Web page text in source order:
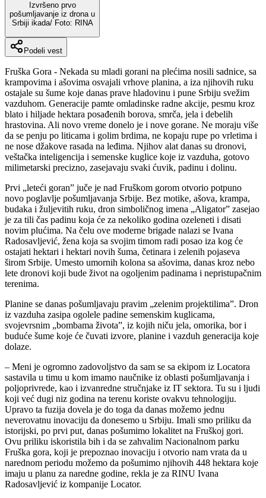
Izvršeno prvo
pošumljavanje iz drona u
Srbiji ikada/ Foto: RINA
Podeli vest
Fruška Gora - Nekada su mladi gorani na plećima nosili sadnice, sa
krampovima i ašovima osvajali vrhove planina, a iza njihovih ruku
ostajale su šume koje danas prave hladovinu i pune Srbiju svežim
vazduhom. Generacije pamte omladinske radne akcije, pesmu kroz
blato i hiljade hektara posađenih borova, smrča, jela i debelih
hrastovina. Ali novo vreme donelo je i nove gorane. Ne moraju više
da se penju po liticama i golim brdima, ne kopaju rupe po vrletima i
ne nose džakove rasada na leđima. Njihov alat danas su dronovi,
veštačka inteligencija i semenske kuglice koje iz vazduha, gotovo
milimetarski precizno, zasejavaju svaki ćuvik, padinu i dolinu.
Prvi „leteći goran” juče je nad Fruškom gorom otvorio potpuno
novo poglavlje pošumljavanja Srbije. Bez motike, ašova, krampa,
budaka i žuljevitih ruku, dron simboličnog imena „Aligator” zasejao
je za tili čas padinu koja će za nekoliko godina ozeleneti i disati
novim plućima. Na čelu ove moderne brigade nalazi se Ivana
Radosavljević, žena koja sa svojim timom radi posao iza kog će
ostajati hektari i hektari novih šuma, četinara i zelenih pojaseva
širom Srbije. Umesto umornih kolona sa ašovima, danas kroz nebo
lete dronovi koji bude život na ogoljenim padinama i nepristupačnim
terenima.
Planine se danas pošumljavaju pravim „zelenim projektilima”. Dron
iz vazduha zasipa ogolele padine semenskim kuglicama,
svojevrsnim „bombama života”, iz kojih niču jela, omorika, bor i
buduće šume koje će čuvati izvore, planine i vazduh generacija koje
dolaze.
– Meni je ogromno zadovoljstvo da sam se sa ekipom iz Locatora
sastavila u timu u kom imamo naučnike iz oblasti pošumljavanja i
poljoprivrede, kao i izvanredne stručnjake iz IT sektora. Tu su i ljudi
koji već dugi niz godina na terenu koriste ovakvu tehnologiju.
Upravo ta fuzija dovela je do toga da danas možemo jednu
neverovatnu inovaciju da donesemo u Srbiju. Imali smo priliku da
istorijski, po prvi put, danas pošumimo lokalitet na Fruškoj gori.
Ovu priliku iskoristila bih i da se zahvalim Nacionalnom parku
Fruška gora, koji je prepoznao inovaciju i otvorio nam vrata da u
narednom periodu možemo da pošumimo njihovih 448 hektara koje
imaju u planu za naredne godine, rekla je za RINU Ivana
Radosavljević iz kompanije Locator.